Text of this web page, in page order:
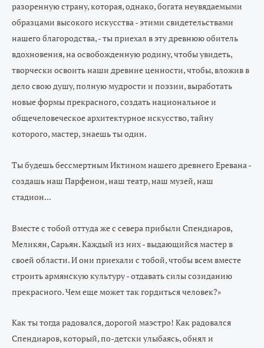
разоренную страну, которая, однако, богата неувядаемыми
образцами высокого искусства - этими свидетельствами
нашего благородства, - ты приехал в эту древнюю обитель
вдохновения, на освобожденную родину, чтобы увидеть,
творчески освоить наши древние ценности, чтобы, вложив в
дело свою душу, полную мудрости и поэзии, выработать
новые формы прекрасного, создать национальное и
общечеловеческое архитектурное искусство, тайну
которого, мастер, знаешь ты один.
Ты будешь бессмертным Иктином нашего древнего Еревана -
создашь наш Парфенон, наш театр, наш музей, наш
стадион...
Вместе с тобой оттуда же с севера прибыли Спендиаров,
Меликян,Сарьян. Каждый из них - выдающийся мастер в
своей области. И они приехали с тобой, чтобы всем вместе
строить армянскую культуру - отдавать силы созиданию
прекрасного. Чем еще может так гордиться человек?»‎
Как ты тогда радовался, дорогой маэстро! Как радовался
Спендиаров, который, по-детски улыбаясь, обнял и